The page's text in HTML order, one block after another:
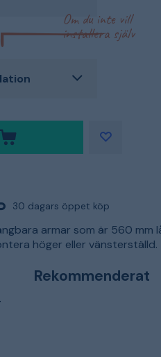
Om du inte vill
installera själv
30 dagars öppet köp
armar som är 560 mm
höger eller vänsterställd.
Rekommenderat